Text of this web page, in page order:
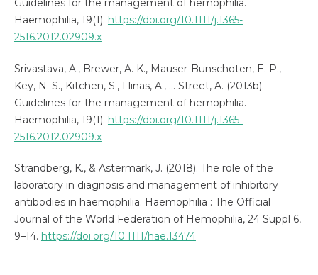
Guidelines for the management of hemophilia.
Haemophilia, 19(1). https://doi.org/10.1111/j.1365-
2516.2012.02909.x
Srivastava, A., Brewer, A. K., Mauser-Bunschoten, E. P.,
Key, N. S., Kitchen, S., Llinas, A., … Street, A. (2013b).
Guidelines for the management of hemophilia.
Haemophilia, 19(1). https://doi.org/10.1111/j.1365-
2516.2012.02909.x
Strandberg, K., & Astermark, J. (2018). The role of the
laboratory in diagnosis and management of inhibitory
antibodies in haemophilia. Haemophilia : The Official
Journal of the World Federation of Hemophilia, 24 Suppl 6,
9–14. https://doi.org/10.1111/hae.13474